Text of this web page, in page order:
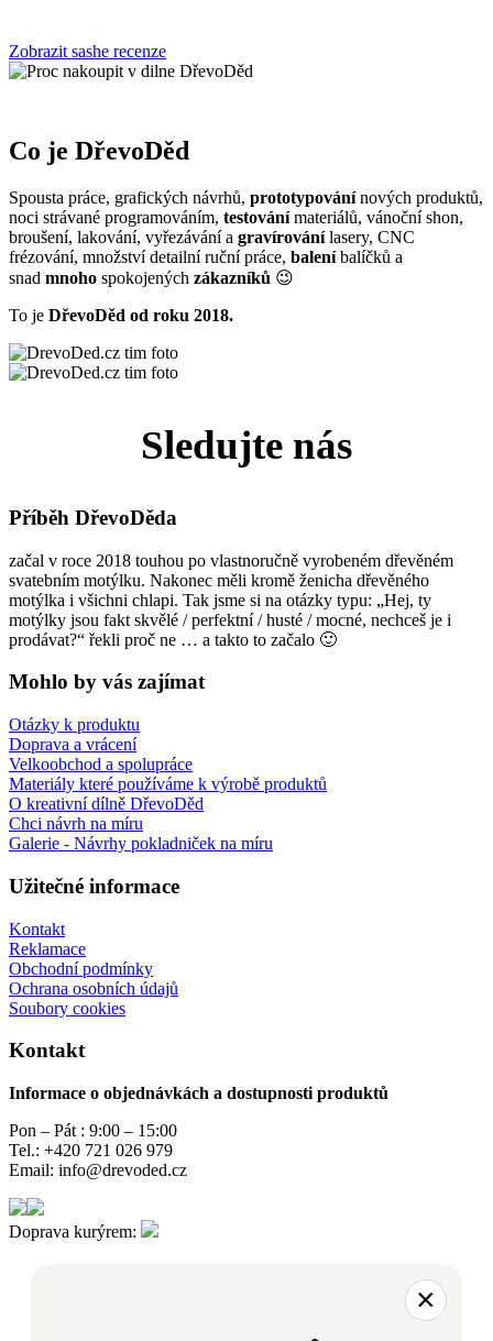
Zobrazit sashe recenze
Co je DřevoDěd
Spousta práce, grafických návrhů, prototypovánínových produktů,
noci strávané programováním, testovánímateriálů, vánoční shon,
broušení, lakování, vyřezávání a gravírovánílasery, CNC
frézování, množství detailní ruční práce, baleníbalíčků a
snad mnoho spokojených zákazníků 😉
To je DřevoDěd od roku 2018.
Sledujte nás
Příběh DřevoDěda
začal v roce 2018 touhou po vlastnoručně vyrobeném dřevěném
svatebním motýlku. Nakonec měli kromě ženicha dřevěného
motýlka i všichni chlapi. Tak jsme si na otázky typu: „Hej, ty
motýlky jsou fakt skvělé / perfektní / husté / mocné, nechceš je i
prodávat?“ řekli proč ne … a takto to začalo 🙂
Mohlo by vás zajímat
Otázky k produktu
Doprava a vrácení
Velkoobchod a spolupráce
Materiály které používáme k výrobě produktů
O kreativní dílně DřevoDěd
Chci návrh na míru
Galerie - Návrhy pokladniček na míru
Užitečné informace
Kontakt
Reklamace
Obchodní podmínky
Ochrana osobních údajů
Soubory cookies
Kontakt
Informace o objednávkách a dostupnosti produktů
Pon – Pát : 9:00 – 15:00
Tel.: +420 721 026 979
Email: info@drevoded.cz
Doprava kurýrem:
×